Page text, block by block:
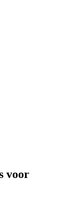
voor